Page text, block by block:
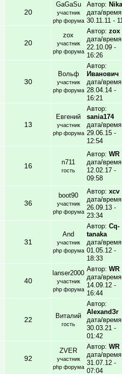
20
GaGaSu
участник
php форума
Автор: Nika
дата/
30.11.11 -
20
zox
участник
php форума
Автор: zox
дата/
22.10.09 -
16:26
30
Вольф
участник
php форума
Автор:
Иванович
дата/
28.04.14 -
16:21
13
Евгений
участник
php форума
Автор:
sania174
дата/
29.06.15 -
12:54
16 n711
гость
Автор: WR
дата/
12.02.17 -
09:58
36
boot90
участник
php форума
Автор: xcv
дата/
26.09.13 -
23:34
31
And
участник
php форума
Автор: Cq-
tanaka
дата/
01.05.12 -
18:33
40
lanser2000
участник
php форума
Автор: WR
дата/
14.09.12 -
16:44
22 Виталий
гость
Автор:
AlexandЗr
дата/
30.03.21 -
01:42
92
ZVER
участник
php форума
Автор: WR
дата/
31.07.12 -
07:04